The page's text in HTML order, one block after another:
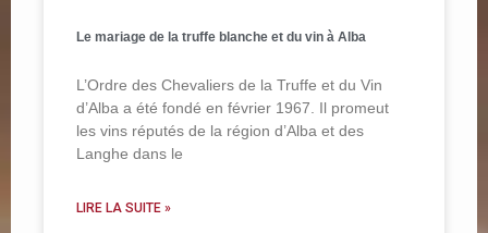
Le mariage de la truffe blanche et du vin à Alba
L’Ordre des Chevaliers de la Truffe et du Vin
d’Alba a été fondé en février 1967. Il promeut
les vins réputés de la région d’Alba et des
Langhe dans le
LIRE LA SUITE »